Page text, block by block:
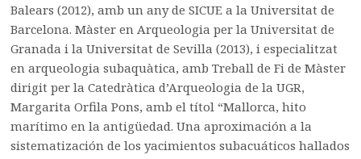
Balears (2012), amb un any de SICUE a la Universitat de
Barcelona. Màster en Arqueologia per la Universitat de
Granada i la Universitat de Sevilla (2013), i especialitzat
en arqueologia subaquàtica, amb Treball de Fi de Màster
dirigit per la Catedràtica d’Arqueologia de la UGR,
Margarita Orfila Pons, amb el títol “Mallorca, hito
marítimo en la antigüedad. Una aproximación a la
sistematización de los yacimientos subacuáticos hallados